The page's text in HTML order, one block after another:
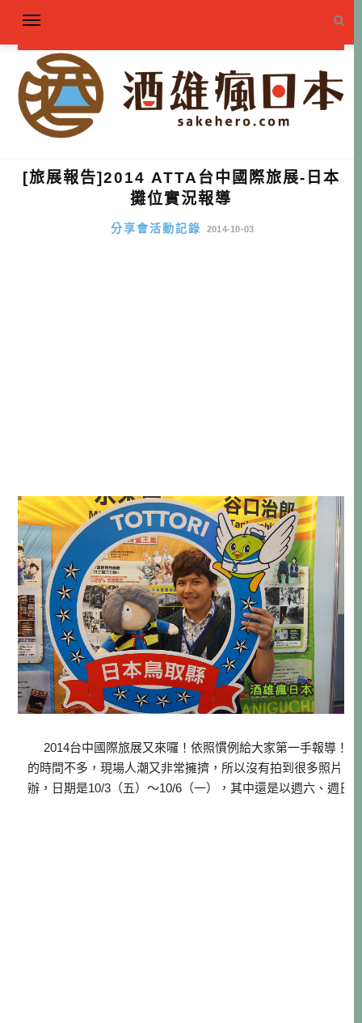
[旅展報告]2014 ATTA台中國際旅展-日本
攤位實況報導
分享會活動記錄 2014-10-03
2014台中國際旅展又來囉！依照慣例給大家第一手報導！
的時間不多，現場人潮又非常擁擠，所以沒有拍到很多照片
辦，日期是10/3（五）～10/6（一），其中還是以週六、週日